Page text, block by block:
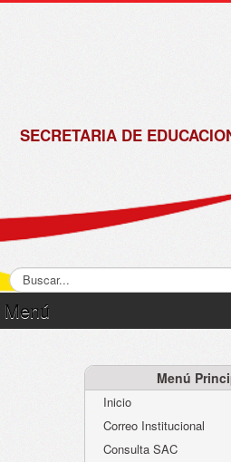
SECRETARIA DE
Menú
Atención al Ciudadano
Instituciones Educativas
Menú
Inicio
Correo Institucional
Consulta SAC